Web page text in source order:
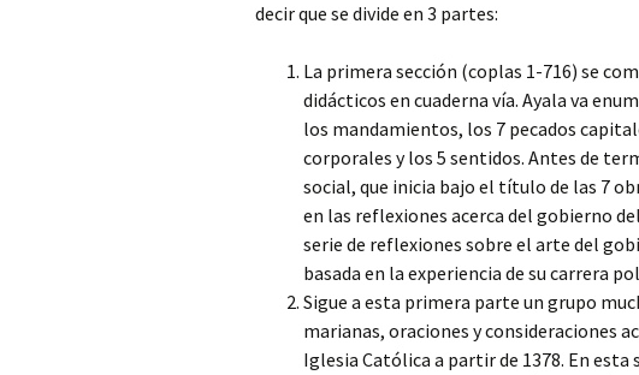
decir que se divide en 3 partes:
La primera sección (coplas 1-716) se
didácticos en cuaderna vía. Ayala va
los mandamientos, los 7 pecados
corporales y los 5 sentidos. Antes de
social, que inicia bajo el título de las 7
en las reflexiones acerca del gobierno
serie de reflexiones sobre el arte del
basada en la experiencia de su carrera
Sigue a esta primera parte un grupo
marianas, oraciones y consideraciones
Iglesia Católica a partir de 1378. En esta